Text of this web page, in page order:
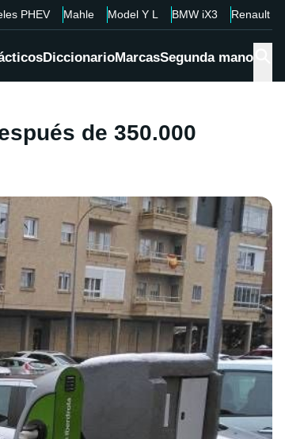
PHEV Mahle Model Y L BMW iX3 Renault
DiccionarioMarcasSegunda mano
de 350.000